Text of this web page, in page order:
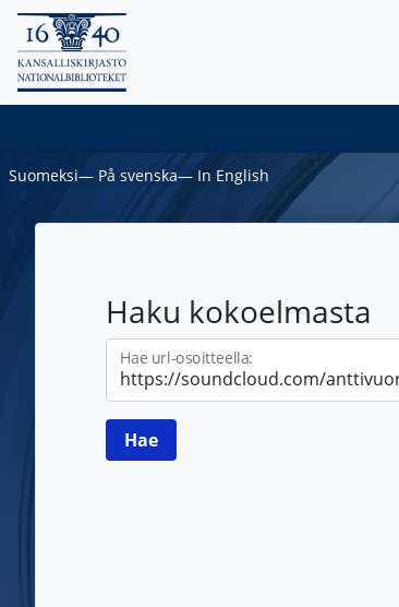
Suomeksi― På svenska― In English
Haku kokoelmasta
Hae url-osoitteella: